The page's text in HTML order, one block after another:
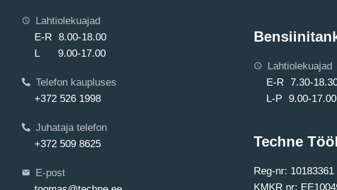
Lahtiolekuajad
E-R 8.00-18.00
L 9.00-17.00
Telefon kaupluses
+372 526 1998
Juhataja telefon
+372 509 8625
E-post
Lahtiolekuajad
E-R 7.30-
L-P 9.00-17.00
Techne
Reg-nr: 10183361
KMKR nr: